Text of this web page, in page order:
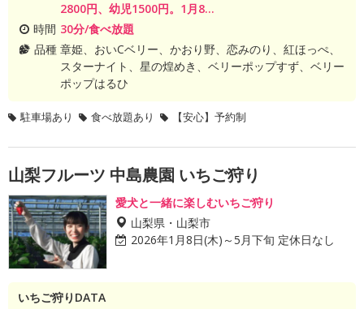
2800円、幼児1500円。1月8...
時間 30分/食べ放題
品種 章姫、おいCベリー、かおり野、恋みのり、紅ほっぺ、
スターナイト、星の煌めき、ベリーポップすず、ベリー
ポップはるひ
駐車場あり 食べ放題あり 【安心】予約制
山梨フルーツ 中島農園 いちご狩り
愛犬と一緒に楽しむいちご狩り
山梨県・山梨市
2026年1月8日(木)～5月下旬 定休日なし
いちご狩りDATA